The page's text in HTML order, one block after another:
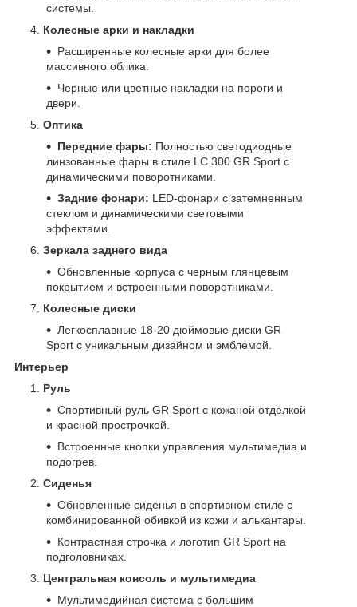
системы.
Колесные арки и накладки
Расширенные колесные арки для более
массивного облика.
Черные или цветные накладки на пороги и
двери.
Оптика
Передние фары: Полностью светодиодные
линзованные фары в стиле LC 300 GR Sport с
динамическими поворотниками.
Задние фонари: LED-фонари с затемненным
стеклом и динамическими световыми
эффектами.
Зеркала заднего вида
Обновленные корпуса с черным глянцевым
покрытием и встроенными поворотниками.
Колесные диски
Легкосплавные 18-20 дюймовые диски GR
Sport с уникальным дизайном и эмблемой.
Интерьер
Руль
Спортивный руль GR Sport с кожаной отделкой
и красной прострочкой.
Встроенные кнопки управления мультимедиа и
подогрев.
Сиденья
Обновленные сиденья в спортивном стиле с
комбинированной обивкой из кожи и алькантары.
Контрастная строчка и логотип GR Sport на
подголовниках.
Центральная консоль и мультимедиа
Мультимедийная система с большим